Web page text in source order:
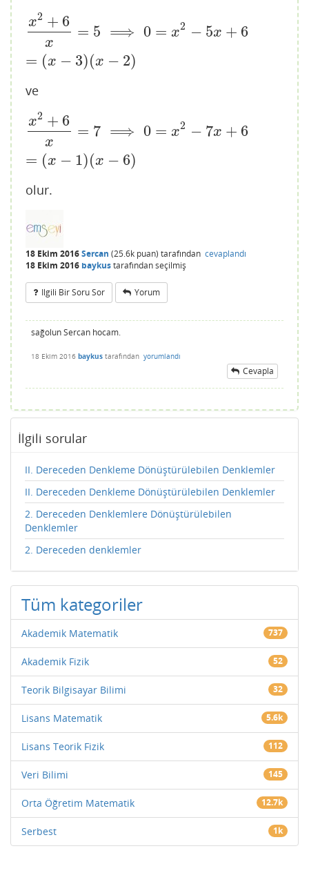
x2 + 6
x
= 5 ⟹ 0 = x2 − 5x + 6
= (x − 3)(x − 2)
x2 = 6 −3
ve
x2 + 6
x
= 7 ⟹ 0 = x2 − 7x + 6
= (x − 1)(x − 6)
x2 6
olur.
18 Ekim 2016Sercan (25.6k puan) tarafından cevaplandı
18 Ekim 2016 baykustarafındanseçilmiş
Ilgili Bir Soru Sor Yorum
sağolun Sercan hocam.
18 Ekim 2016 baykus tarafından yorumlandı
Cevapla
İlgili sorular
II. Dereceden Denkleme Dönüştürülebilen Denklemler
II. Dereceden Denkleme Dönüştürülebilen Denklemler
2. Dereceden Denklemlere Dönüştürülebilen
Denklemler
2. Dereceden denklemler
Tüm kategoriler
Akademik Matematik 737
Akademik Fizik 52
Teorik Bilgisayar Bilimi 32
Lisans Matematik 5.6k
Lisans Teorik Fizik 112
Veri Bilimi 145
Orta Öğretim Matematik 12.7k
Serbest 1k